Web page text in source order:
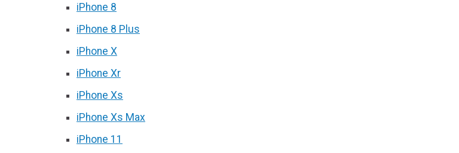
iPhone 8
iPhone 8 Plus
iPhone X
iPhone Xr
iPhone Xs
iPhone Xs Max
iPhone 11